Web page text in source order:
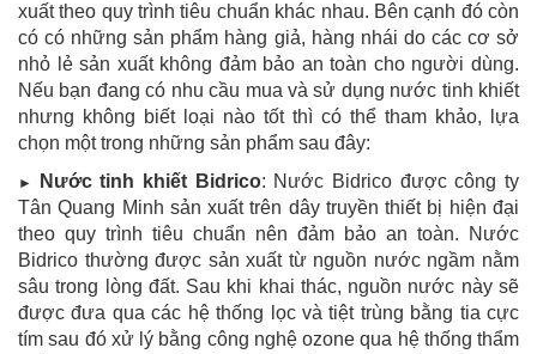
xuất theo quy trình tiêu chuẩn khác nhau. Bên cạnh đó còn
có có những sản phẩm hàng giả, hàng nhái do các cơ sở
nhỏ lẻ sản xuất không đảm bảo an toàn cho người dùng.
Nếu bạn đang có nhu cầu mua và sử dụng nước tinh khiết
nhưng không biết loại nào tốt thì có thể tham khảo, lựa
chọn một trong những sản phẩm sau đây:
► Nước tinh khiết Bidrico: Nước Bidrico được công ty
Tân Quang Minh sản xuất trên dây truyền thiết bị hiện đại
theo quy trình tiêu chuẩn nên đảm bảo an toàn. Nước
Bidrico thường được sản xuất từ nguồn nước ngầm nằm
sâu trong lòng đất. Sau khi khai thác, nguồn nước này sẽ
được đưa qua các hệ thống lọc và tiệt trùng bằng tia cực
tím sau đó xử lý bằng công nghệ ozone qua hệ thống thẩm